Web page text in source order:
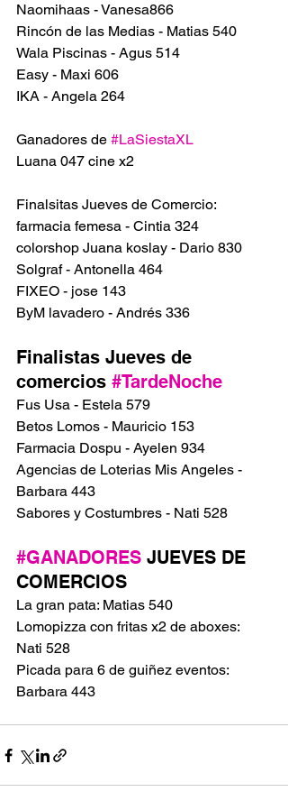
Naomihaas - Vanesa866
Rincón de las Medias - Matias 540
Wala Piscinas - Agus 514
Easy - Maxi 606
IKA - Angela 264
Ganadores de #LaSiestaXL
Luana 047 cine x2
Finalsitas Jueves de Comercio:
farmacia femesa - Cintia 324
colorshop Juana koslay - Dario 830
Solgraf - Antonella 464
FIXEO - jose 143
ByM lavadero - Andrés 336
Finalistas Jueves de
comercios #TardeNoche
Fus Usa - Estela 579
Betos Lomos - Mauricio 153
Farmacia Dospu - Ayelen 934
Agencias de Loterias Mis Angeles -
Barbara 443
Sabores y Costumbres - Nati 528
#GANADORES JUEVES DE
COMERCIOS
La gran pata: Matias 540
Lomopizza con fritas x2 de aboxes:
Nati 528
Picada para 6 de guiñez eventos:
Barbara 443